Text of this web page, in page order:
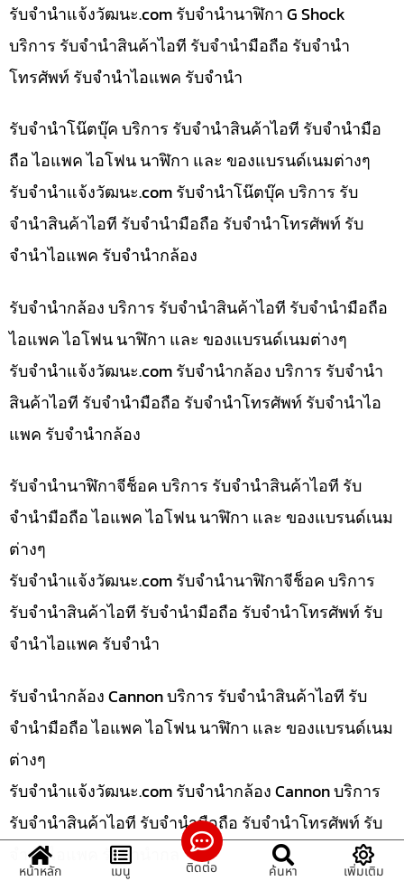
รับจํานําแจ้งวัฒนะ.com รับจำนำนาฬิกา G Shock
บริการ รับจำนำสินค้าไอที รับจำนำมือถือ รับจำนำ
โทรศัพท์ รับจำนำไอแพค รับจำนำ
รับจำนำโน๊ตบุ๊ค บริการ รับจำนำสินค้าไอที รับจำนำมือ
ถือ ไอแพค ไอโฟน นาฬิกา และ ของแบรนด์เนมต่างๆ
รับจํานําแจ้งวัฒนะ.com รับจำนำโน๊ตบุ๊ค บริการ รับ
จำนำสินค้าไอที รับจำนำมือถือ รับจำนำโทรศัพท์ รับ
จำนำไอแพค รับจำนำกล้อง
รับจำนำกล้อง บริการ รับจำนำสินค้าไอที รับจำนำมือถือ
ไอแพค ไอโฟน นาฬิกา และ ของแบรนด์เนมต่างๆ
รับจํานําแจ้งวัฒนะ.com รับจำนำกล้อง บริการ รับจำนำ
สินค้าไอที รับจำนำมือถือ รับจำนำโทรศัพท์ รับจำนำไอ
แพค รับจำนำกล้อง
รับจำนำนาฬิกาจีช็อค บริการ รับจำนำสินค้าไอที รับ
จำนำมือถือ ไอแพค ไอโฟน นาฬิกา และ ของแบรนด์เนม
ต่างๆ
รับจํานําแจ้งวัฒนะ.com รับจำนำนาฬิกาจีช็อค บริการ
รับจำนำสินค้าไอที รับจำนำมือถือ รับจำนำโทรศัพท์ รับ
จำนำไอแพค รับจำนำ
รับจำนำกล้อง Cannon บริการ รับจำนำสินค้าไอที รับ
จำนำมือถือ ไอแพค ไอโฟน นาฬิกา และ ของแบรนด์เนม
ต่างๆ
รับจํานําแจ้งวัฒนะ.com รับจำนำกล้อง Cannon บริการ
รับจำนำสินค้าไอที รับจำนำมือถือ รับจำนำโทรศัพท์ รับ
จำนำไอแพค รับจำนำกล
หน้าหลัก เมนู ติดต่อ ค้นหา เพิ่มเติม